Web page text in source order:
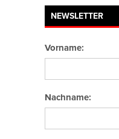
NEWSLETTER
Vorname:
Nachname: